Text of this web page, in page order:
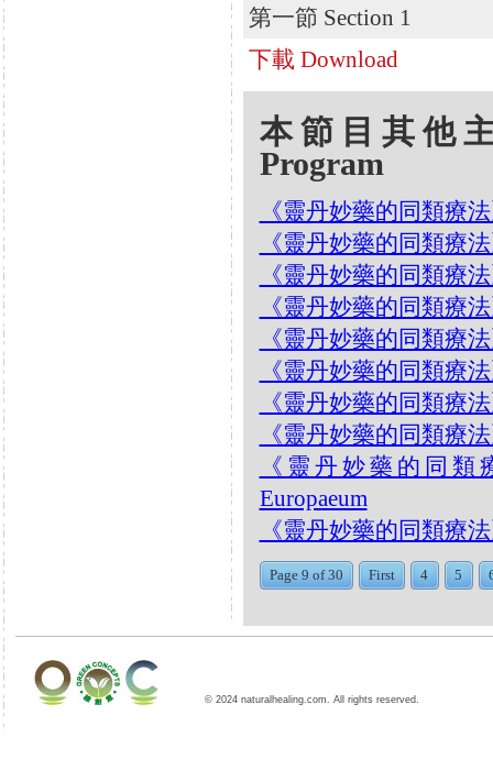
第一節 Section 1
下載 Download
本節目其他
Program
《靈丹妙藥的同類療
《靈丹妙藥的同類療
《靈丹妙藥的同類療
《靈丹妙藥的同類療
《靈丹妙藥的同類療
《靈丹妙藥的同類療
《靈丹妙藥的同類療
《靈丹妙藥的同類療
《靈丹妙藥的同類
Europaeum
《靈丹妙藥的同類療
Page 9 of 30 First 4 5
© 2024 naturalhealing.com. All rights reserved.